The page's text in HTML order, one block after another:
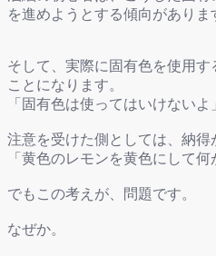
を進めようとする傾向がありま
そして、実際に固有色を使用
ことになります。
「固有色は使ってはいけないよ
注意を受けた側としては、納得
「黄色のレモンを黄色にして
でもこの考えが、問題です。
なぜか。